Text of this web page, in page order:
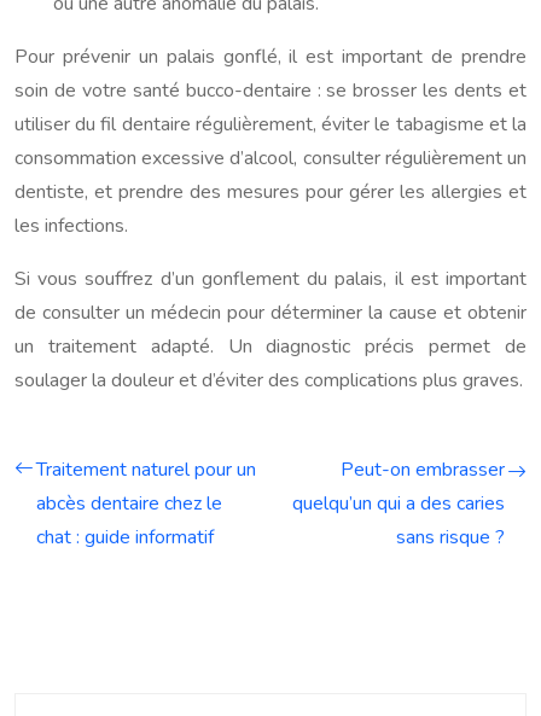
Pour prévenir un palais gonflé, il est important de prendre
soin de votre santé bucco-dentaire : se brosser les dents et
utiliser du fil dentaire régulièrement, éviter le tabagisme et la
consommation excessive d’alcool, consulter régulièrement un
dentiste, et prendre des mesures pour gérer les allergies et
les infections.
Si vous souffrez d’un gonflement du palais, il est important
de consulter un médecin pour déterminer la cause et obtenir
un traitement adapté. Un diagnostic précis permet de
soulager la douleur et d’éviter des complications plus graves.
Traitement naturel pour un
abcès dentaire chez le
chat : guide informatif
Peut-on embrasser
quelqu’un qui a des caries
sans risque ?